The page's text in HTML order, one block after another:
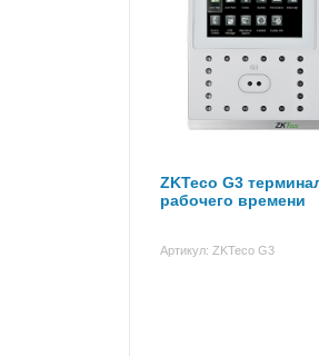
ZKTeco G3
рабочего времени
Артикул: ZKTeco G3